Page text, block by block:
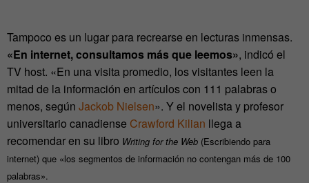
Tampoco es un lugar para recrearse en lecturas inmensas.
«En internet, consultamos más que leemos», indicó el
TV host. «En una visita promedio, los visitantes leen la
mitad de la información en artículos con 111 palabras o
menos, según Jackob Nielsen». Y el novelista y profesor
universitario canadiense Crawford Kilian llega a
recomendar en su libro Writing for the Web (Escribiendo para
internet) que «los segmentos de información no contengan más de 100
palabras».